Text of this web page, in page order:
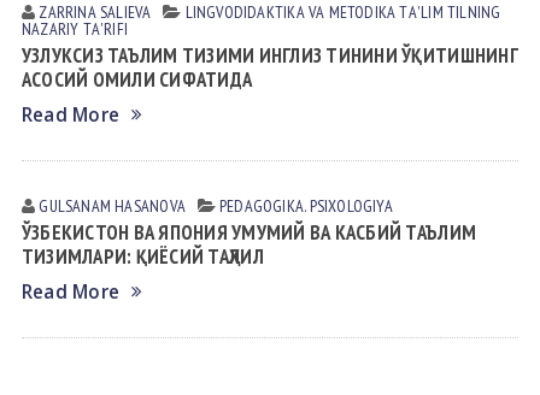
ZARRINA SАLIEVА LINGVODIDАKTIKА VА METODIKАTА'LIM TILNING
NАZАRIY TА'RIFI
УЗЛУКСИЗ ТАЪЛИМ ТИЗИМИ ИНГЛИЗ ТИНИНИ ЎҚИТИШНИНГ
АСОСИЙ ОМИЛИ СИФАТИДА
Read More
GULSANAM HАSАNOVА PEDАGOGIKА. PSIXOLOGIYA
ЎЗБЕКИСТОН ВА ЯПОНИЯ УМУМИЙ ВА КАСБИЙ ТАЪЛИМ
ТИЗИМЛАРИ: ҚИЁСИЙ ТАҲЛИЛ
Read More